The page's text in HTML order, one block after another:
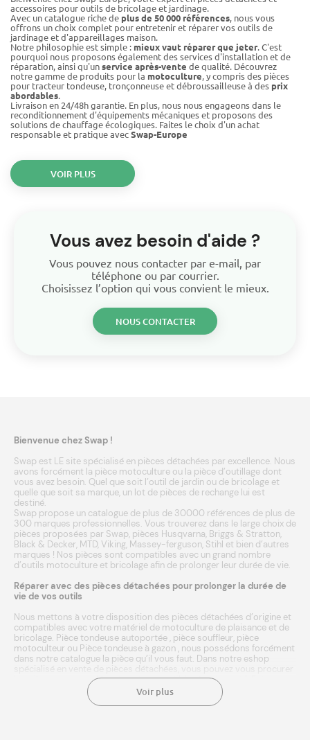
accessoires pour outils de bricolage et jardinage.
Avec un catalogue riche de plus de 50 000 références, nous vous
offrons un choix complet pour entretenir et réparer vos outils de
jardinage et d'appareillages maison.
Notre philosophie est simple : mieux vaut réparer que jeter. C'est
pourquoi nous proposons également des services d'installation et de
réparation, ainsi qu'unservice après-vente de qualité. Découvrez
notre gamme de produits pour la motoculture, y compris des pièces
pour tracteur tondeuse, tronçonneuse et débroussailleuse à des prix
abordables.
Livraison en 24/48h garantie. En plus, nous nous engageons dans le
reconditionnement d'équipements mécaniques et proposons des
solutions de chauffage écologiques. Faites le choix d'un achat
responsable et pratique avecSwap-Europe
VOIR PLUS
Vous avez besoin d'aide ?
Vous pouvez nous contacter par e-mail, par
téléphone ou par courrier.
Choisissez l’option qui vous convient le mieux.
NOUS CONTACTER
Bienvenue chez Swap !
Swap est LE site spécialisé en pièces détachées par excellence. Nous
avons forcément la pièce motoculture ou la pièce d’outillage dont
vous avez besoin. Quel que soit l’outil de jardin ou de bricolage et
quelle que soit sa marque, un lot de pièces de rechange lui est
destiné.
Swap propose un catalogue de plus de 30000 références de plus de
300 marques professionnelles. Vous trouverez dans le large choix de
pièces proposées par Swap, pièces Husqvarna, Briggs & Stratton,
Black & Decker, MTD,Viking, Massey-ferguson, Stihl et bien d’autres
marques ! Nos pièces sont compatibles avec un grand nombre
d’outils motoculture et bricolage afin de prolonger leur durée de vie.
Réparer avec des pièces détachées pour prolonger la durée de
vie de vos outils
Nous mettons à votre disposition des pièces détachées d’origine et
compatibles avec votre matériel de motoculture de plaisance et de
bricolage. Pièce tondeuse autoportée , pièce souffleur, pièce
motoculteur ou Pièce tondeuse à gazon , nous possédons forcément
dans notre catalogue la pièce qu’il vous faut. Dans notre eshop
spécialisé en vente de pièces détachées, vous pouvez vous procurer
les pièces neuves adéquates et compatibles à votre outil. Entrez
simplement la marque ou référence de votre matériel agricole, et
laissez notre moteur de recherche faire le reste ! Une fois
Voir plus